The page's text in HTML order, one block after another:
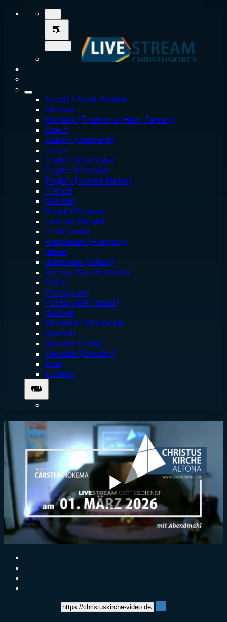
Arabic (Saudi Arabia)
Chinese
Chinese (Traditional Han, Taiwan)
Czech
Danish (Denmark)
Dutch
English (Australia)
English (Canada)
English (United States)
French
German
Greek (Greece)
Hebrew (Israel)
Hindi (India)
Hungarian (Hungary)
Italian
Japanese (Japan)
Korean (South Korea)
Polish
Portuguese
Portuguese (Brazil)
Russian
Slovenian (Slovenia)
Spanish
Spanish (Chile)
Swedish (Sweden)
Thai
Turkish
Play